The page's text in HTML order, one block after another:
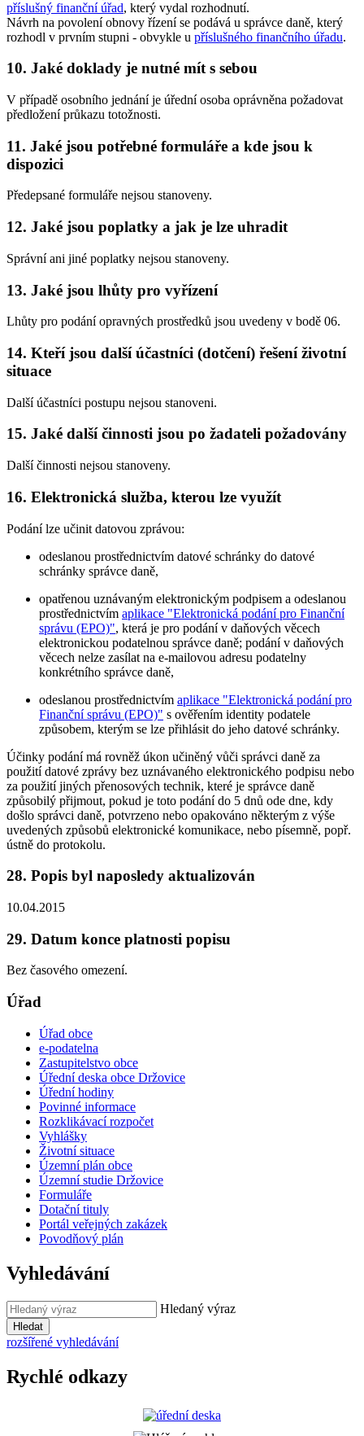
příslušný finanční úřad, který vydal rozhodnutí.
Návrh na povolení obnovy řízení se podává u správce daně, který
rozhodl v prvním stupni - obvykle u příslušného finančního úřadu.
10. Jaké doklady je nutné mít s sebou
V případě osobního jednání je úřední osoba oprávněna požadovat
předložení průkazu totožnosti.
11. Jaké jsou potřebné formuláře a kde jsou k
dispozici
Předepsané formuláře nejsou stanoveny.
12. Jaké jsou poplatky a jak je lze uhradit
Správní ani jiné poplatky nejsou stanoveny.
13. Jaké jsou lhůty pro vyřízení
Lhůty pro podání opravných prostředků jsou uvedeny v bodě 06.
14. Kteří jsou další účastníci (dotčení) řešení životní
situace
Další účastníci postupu nejsou stanoveni.
15. Jaké další činnosti jsou po žadateli požadovány
Další činnosti nejsou stanoveny.
16. Elektronická služba, kterou lze využít
Podání lze učinit datovou zprávou:
odeslanou prostřednictvím datové schránky do datové
schránky správce daně,
opatřenou uznávaným elektronickým podpisem a odeslanou
prostřednictvím aplikace "Elektronická podání pro Finanční
správu (EPO)", která je pro podání v daňových věcech
elektronickou podatelnou správce daně; podání v daňových
věcech nelze zasílat na e-mailovou adresu podatelny
konkrétního správce daně,
odeslanou prostřednictvím aplikace "Elektronická podání pro
Finanční správu (EPO)" s ověřením identity podatele
způsobem, kterým se lze přihlásit do jeho datové schránky.
Účinky podání má rovněž úkon učiněný vůči správci daně za
použití datové zprávy bez uznávaného elektronického podpisu nebo
za použití jiných přenosových technik, které je správce daně
způsobilý přijmout, pokud je toto podání do 5 dnů ode dne, kdy
došlo správci daně, potvrzeno nebo opakováno některým z výše
uvedených způsobů elektronické komunikace, nebo písemně, popř.
ústně do protokolu.
28. Popis byl naposledy aktualizován
10.04.2015
29. Datum konce platnosti popisu
Bez časového omezení.
Úřad
Úřad obce
e-podatelna
Zastupitelstvo obce
Úřední deska obce Držovice
Úřední hodiny
Povinné informace
Rozklikávací rozpočet
Vyhlášky
Životní situace
Územní plán obce
Územní studie Držovice
Formuláře
Dotační tituly
Portál veřejných zakázek
Povodňový plán
Vyhledávání
Hledaný výraz
Hledat
rozšířené vyhledávání
Rychlé odkazy